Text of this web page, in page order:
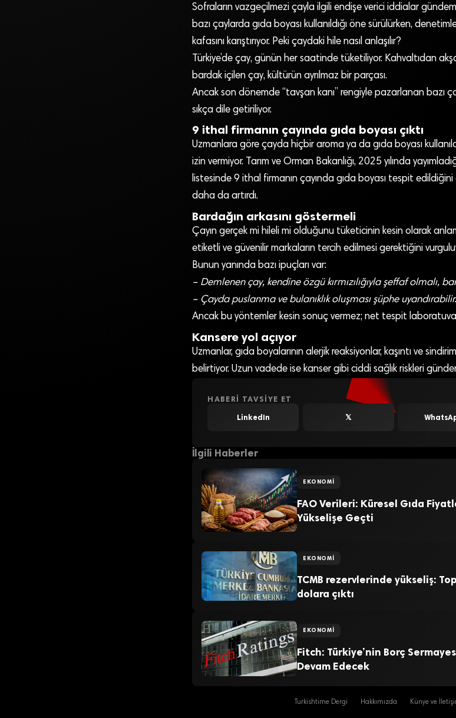
Sofraların vazgeçilmezi çayla ilgili endişe verici iddialar
bazı çaylarda gıda boyası kullanıldığı öne sürülürken,
kafasını karıştırıyor. Peki çaydaki hile nasıl anlaşılır?
Türkiye’de çay, günün her saatinde tüketiliyor. Kahvaltıdan
bardak içilen çay, kültürün ayrılmaz bir parçası.
Ancak son dönemde “tavşan kanı” rengiyle pazarlanan bazı
sıkça dile getiriliyor.
9 ithal firmanın çayında gıda boyası çıktı
Uzmanlara göre çayda hiçbir aroma ya da gıda boyası
izin vermiyor. Tarım ve Orman Bakanlığı, 2025 yılında
listesinde 9 ithal firmanın çayında gıda boyası tespit edildiğini
daha da artırdı.
Bardağın arkasını göstermeli
Çayın gerçek mi hileli mi olduğunu tüketicinin kesin olarak
etiketli ve güvenilir markaların tercih edilmesi gerektiğini
Bunun yanında bazı ipuçları var:
– Demlenen çay, kendine özgü kırmızılığıyla şeffaf olmalı,
– Çayda puslanma ve bulanıklık oluşması şüphe uyandırabilir.
Ancak bu yöntemler kesin sonuç vermez; net tespit
Kansere yol açıyor
Uzmanlar, gıda boyalarının alerjik reaksiyonlar, kaşıntı ve
belirtiyor. Uzun vadede ise kanser gibi ciddi sağlık riskleri
HABERI TAVSIYE ET
LinkedIn 𝕏
İlgili Haberler
EKONOMI
FAO Verileri: Küresel Gıda
Yükselişe Geçti
EKONOMI
TCMB rezervlerinde yükseliş:
dolara çıktı
EKONOMI
Fitch: Türkiye’nin Borç
Devam Edecek
Turkishtime Dergi Hakkımızda Künye ve